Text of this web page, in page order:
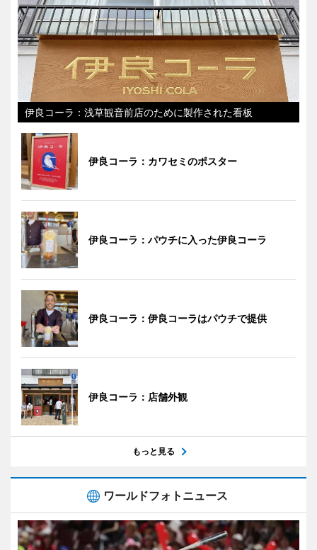
伊良コーラ：浅草観音前店のために製作された看板
伊良コーラ：カワセミのポスター
伊良コーラ：パウチに入った伊良コーラ
伊良コーラ：伊良コーラはパウチで提供
伊良コーラ：店舗外観
もっと見る
ワールドフォトニュース